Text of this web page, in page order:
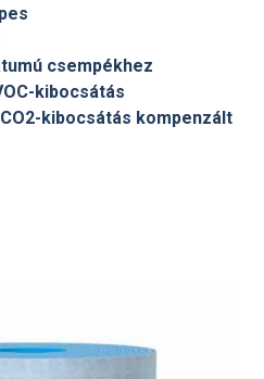
csempékhez
kibocsátás
2-kibocsátás kompenzált